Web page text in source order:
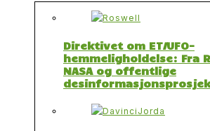
Direktivet om ET/UFO-
hemmeligholdelse: Fra
NASA og offentlige